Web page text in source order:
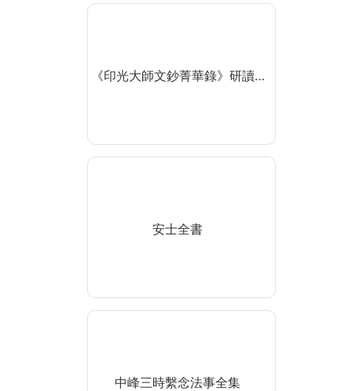
《印光大師文鈔菁華錄》研讀…
安士全書
中峰三時繫念法事全集